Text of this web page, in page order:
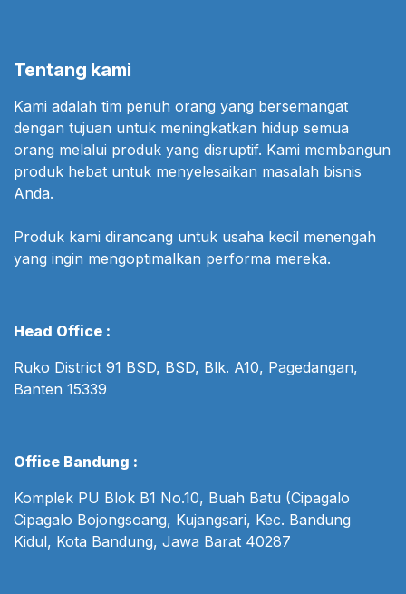
Tentang kami
Kami adalah tim penuh orang yang bersemangat
dengan tujuan untuk meningkatkan hidup semua
orang melalui produk yang disruptif. Kami membangun
produk hebat untuk menyelesaikan masalah bisnis
Anda.
Produk kami dirancang untuk usaha kecil menengah
yang ingin mengoptimalkan performa mereka.
Head Office :
Ruko District 91 BSD, BSD, Blk. A10, Pagedangan,
Banten 15339
Office Bandung :
Komplek PU Blok B1 No.10, Buah Batu (Cipagalo
Cipagalo Bojongsoang, Kujangsari, Kec. Bandung
Kidul, Kota Bandung, Jawa Barat 40287